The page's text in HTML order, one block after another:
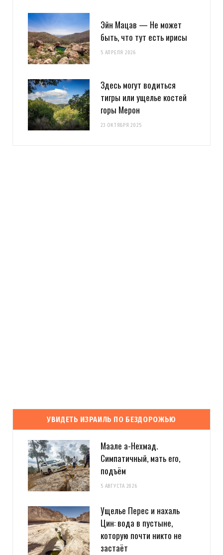
Эйн Мацав — Не может
быть, что тут есть ирисы
5 АПРЕЛЯ 2026
Здесь могут водиться
тигры или ущелье костей
горы Мерон
23 ОКТЯБРЯ 2025
УВИДЕТЬ ИЗРАИЛЬ ПО БЕЗДОРОЖЬЮ
Маале а-Нехмад.
Симпатичный, мать его,
подъём
5 АВГУСТА 2026
Ущелье Перес и нахаль
Цин: вода в пустыне,
которую почти никто не
застаёт